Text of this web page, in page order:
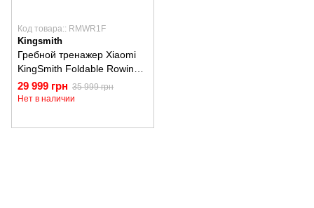
Код товара:: RMWR1F
Kingsmith
Гребной тренажер Xiaomi
KingSmith Foldable Rowing
Machine RMWR1F SA
29 999 грн 35 999 грн
Нет в наличии